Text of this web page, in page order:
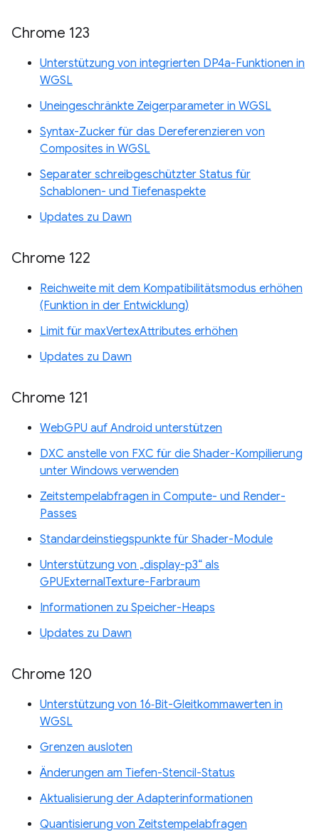
Chrome 123
Unterstützung von integrierten DP4a-Funktionen in
WGSL
Uneingeschränkte Zeigerparameter in WGSL
Syntax-Zucker für das Dereferenzieren von
Composites in WGSL
Separater schreibgeschützter Status für
Schablonen- und Tiefenaspekte
Updates zu Dawn
Chrome 122
Reichweite mit dem Kompatibilitätsmodus erhöhen
(Funktion in der Entwicklung)
Limit für maxVertexAttributes erhöhen
Updates zu Dawn
Chrome 121
WebGPU auf Android unterstützen
DXC anstelle von FXC für die Shader-Kompilierung
unter Windows verwenden
Zeitstempelabfragen in Compute- und Render-
Passes
Standardeinstiegspunkte für Shader-Module
Unterstützung von „display-p3“ als
GPUExternalTexture-Farbraum
Informationen zu Speicher-Heaps
Updates zu Dawn
Chrome 120
Unterstützung von 16‑Bit-Gleitkommawerten in
WGSL
Grenzen ausloten
Änderungen am Tiefen-Stencil-Status
Aktualisierung der Adapterinformationen
Quantisierung von Zeitstempelabfragen